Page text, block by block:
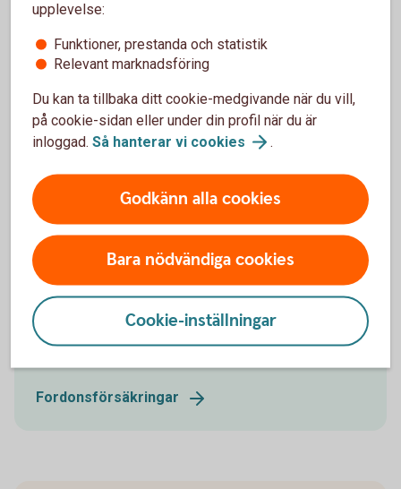
621914182
Fordonsförsäkringar
I samarbete med Tre Kronor erbjuder vi
fordonsförsäkringar för företagets fordon. Det finns
flera olika fordonsförsäkringar att välja mellan. För
att se pris på fordonsförsäkring, fyll i
Fordonsförsäkringar
upplevelse:
Funktioner, prestanda och statistik
Relevant marknadsföring
Du kan ta tillbaka ditt cookie-medgivande när du vill,
på cookie-sidan eller under din profil när du är
inloggad. Så hanterar vi cookies .
Godkänn alla cookies
Bara nödvändiga cookies
Cookie-inställningar